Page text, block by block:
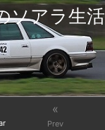
ソアラ生活
«
Prev